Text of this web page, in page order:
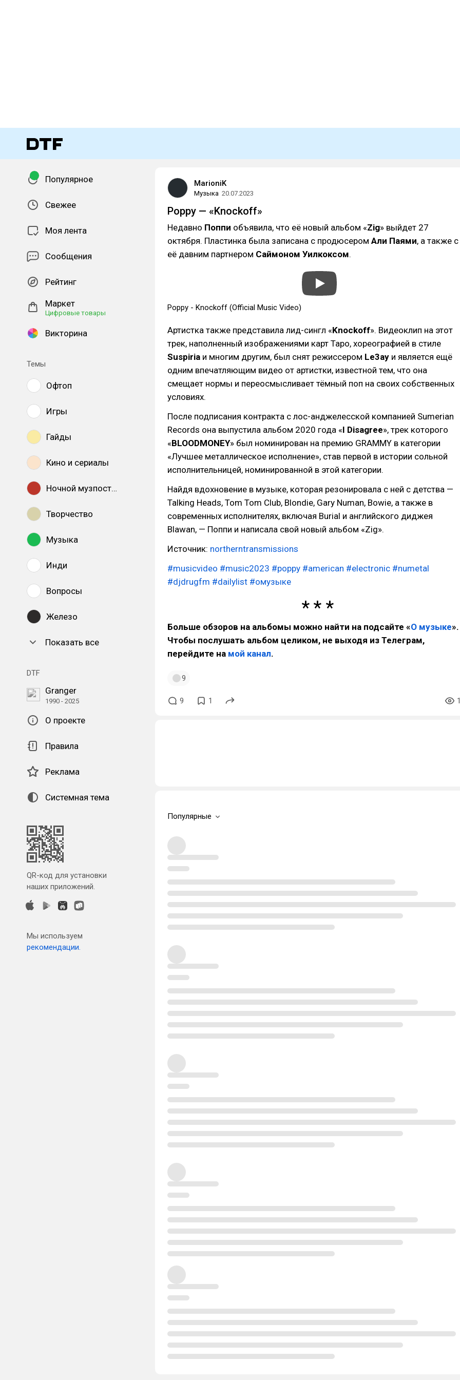
Популярное
Свежее
Моя лента
Сообщения
Рейтинг
Маркет
Цифровые товары
Викторина
Темы
Офтоп
Игры
Гайды
Кино и сериалы
Ночной музпостинг
Творчество
Музыка
Инди
Вопросы
Железо
Показать все
DTF
Granger
1990 - 2025
О проекте
Правила
Реклама
Системная тема
QR-код для установки
наших приложений.
Мы используем
рекомендации.
MarioniK
Музыка 20.07.2023
Poppy — «Knockoff»
Недавно Поппи объявила, что её новый альбом «Zig» выйдет 27
октября. Пластинка была записана с продюсером Али Паями, а также с
её давним партнером Саймоном Уилкоксом.
Poppy - Knockoff (Official Music Video)
Артистка также представила лид-сингл «Knockoff». Видеоклип на этот
трек, наполненный изображениями карт Таро, хореографией в стиле
Suspiria и многим другим, был снят режиссером Le3ay и является ещё
одним впечатляющим видео от артистки, известной тем, что она
смещает нормы и переосмысливает тёмный поп на своих собственных
условиях.
После подписания контракта с лос-анджелесской компанией Sumerian
Records она выпустила альбом 2020 года «I Disagree», трек которого
«BLOODMONEY» был номинирован на премию GRAMMY в категории
«Лучшее металлическое исполнение», став первой в истории сольной
исполнительницей, номинированной в этой категории.
Найдя вдохновение в музыке, которая резонировала с ней с детства —
Talking Heads, Tom Tom Club, Blondie, Gary Numan, Bowie, а также в
современных исполнителях, включая Burial и английского диджея
Blawan, — Поппи и написала свой новый альбом «Zig».
Источник: northerntransmissions
#musicvideo #music2023 #poppy #american #electronic #numetal
#djdrugfm #dailylist #омузыке
Больше обзоров на альбомы можно найти на подсайте «О музыке».
Чтобы послушать альбом целиком, не выходя из Телеграм,
перейдите на мой канал.
9
9 1
Популярные